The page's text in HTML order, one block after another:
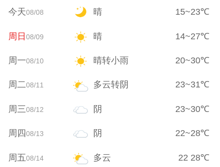
今天08/08 晴 15~23℃
周日08/09 晴 14~27℃
周一08/10 晴转小雨 20~30℃
周二08/11 多云转阴 23~31℃
周三08/12 阴 23~30℃
周四08/13 阴 22~28℃
周五08/14 多云 22 28℃